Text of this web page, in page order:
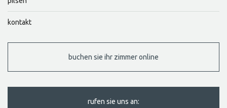
kontakt
buchen sie ihr zimmer online
rufen sie uns an: